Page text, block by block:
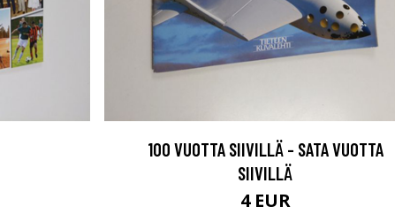
100 VUOTTA SIIVILLÄ - SATA VUOTTA
SIIVILLÄ
4 EUR